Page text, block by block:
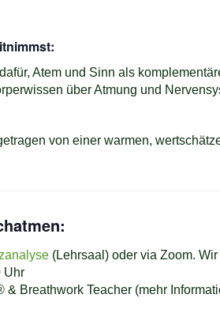
Atem und Sinn als
über Atmung und
von einer warmen,
(Lehrsaal) oder via Zoom.
Uhr
Breathwork Teacher (mehr